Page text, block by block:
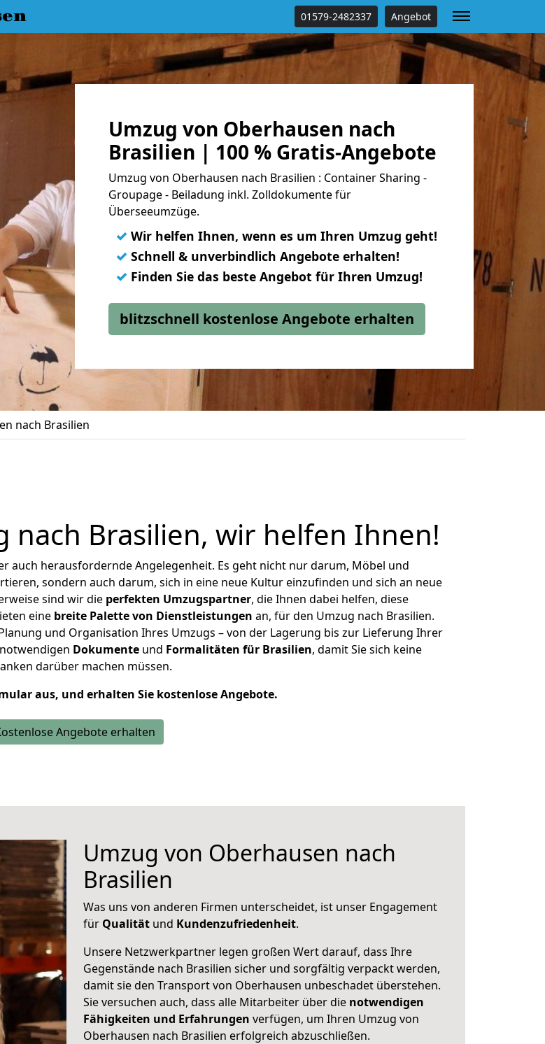
01579-2482337 Angebot
Umzug von Oberhausen nach
Brasilien | 100 % Gratis-Angebote
Umzug von Oberhausen nach Brasilien : Container Sharing -
Groupage - Beiladung inkl. Zolldokumente für
Überseeumzüge.
✓ Wir helfen Ihnen, wenn es um Ihren Umzug geht!
✓ Schnell & unverbindlich Angebote erhalten!
✓ Finden Sie das beste Angebot für Ihren Umzug!
blitzschnell kostenlose Angebote erhalten
nach Brasilien
Brasilien, wir helfen Ihnen!
auch herausfordernde Angelegenheit. Es geht nicht nur darum, Möbel und
sondern auch darum, sich in eine neue Kultur einzufinden und sich an neue
sind wir die perfekten Umzugspartner, die Ihnen dabei helfen, diese
eine breite Palette von Dienstleistungen an, für den Umzug nach Brasilien.
und Organisation Ihres Umzugs – von der Lagerung bis zur Lieferung Ihrer
Dokumente und Formalitäten für Brasilien, damit Sie sich keine
darüber machen müssen.
aus, und erhalten Sie kostenlose Angebote.
Angebote erhalten
Umzug von Oberhausen nach
Brasilien
Was uns von anderen Firmen unterscheidet, ist unser Engagement
für Qualität und Kundenzufriedenheit.
Unsere Netzwerkpartner legen großen Wert darauf, dass Ihre
Gegenstände nach Brasilien sicher und sorgfältig verpackt werden,
damit sie den Transport von Oberhausen unbeschadet überstehen.
Sie versuchen auch, dass alle Mitarbeiter über die notwendigen
Fähigkeiten und Erfahrungen verfügen, um Ihren Umzug von
Oberhausen nach Brasilien erfolgreich abzuschließen.